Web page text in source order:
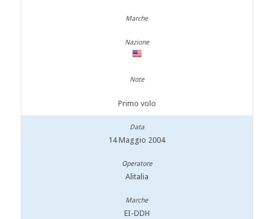
Primo volo
14 Maggio 2004
Alitalia
EI-DDH